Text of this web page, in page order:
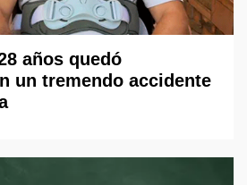
años quedó
un tremendo accidente